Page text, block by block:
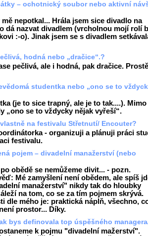
– ochotnický soubor nebo aktivní
nepotkal... Hrála jsem sice divadlo na
dá nazvat divadlem (vrcholnou mojí rolí
:-o). Jinak jsem se s divadlem
hodná nebo „dračice“.?
pečlivá, ale i hodná, pak dračice. Prostě
studentka nebo „ono se to
(je to sice trapný, ale je to tak....).
„ono se to vždycky nějak vyřeší“.
na festivalu Střetnutí/ Encouter?
- organizuji a plánuji práci
festivalu.
pojem – divadelní manažerství (nebo
obědě se nemůžeme divit... - pozn.
Mé zamyšlení není obědem, ale spíš
manažerství" nikdy tak do hloubky
na tom, co se za tím pojmem skrývá.
dle mého je: praktická náplň, všechno,
prostor... Díky.
bys definovala top úspěšného
k pojmu "divadelní mažerství".